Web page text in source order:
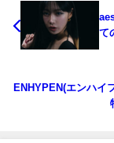
て
ENHYPEN(エンハイ